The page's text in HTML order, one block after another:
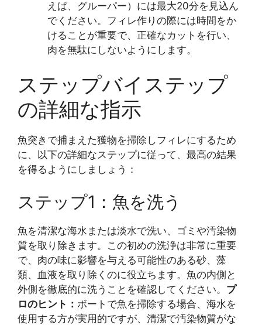
えば、グルーパー）には最大20分を見込ん
でください。フィレ作りの際には時間をか
けることが重要で、正確なカットを行い、
肉を無駄にしないようにします。
ステップバイステップ
の詳細な指示
魚突きで捕まえた獲物を掃除しフィレにするため
に、以下の詳細なステップに従って、最高の結果
を得るようにしましょう：
ステップ1：魚を洗う
魚を清潔な海水または淡水で洗い、ゴミや汚染物
質を取り除きます。この初めの洗浄は非常に重要
で、肉の味に影響を与える可能性のある砂、藻
類、血液を取り除くのに役立ちます。魚の内側と
外側を徹底的に洗うことを確認してください。 プ
ロのヒント： ボートで魚を掃除する場合、海水を
使用する方が実用的ですが、清潔で汚染物質がな